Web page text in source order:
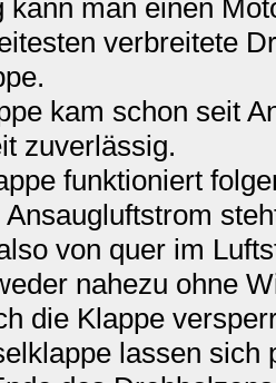
kann man einen
verbreitete
kam schon seit
zuverlässig.
funktioniert
von quer im
nahezu ohne
die Klappe
lassen